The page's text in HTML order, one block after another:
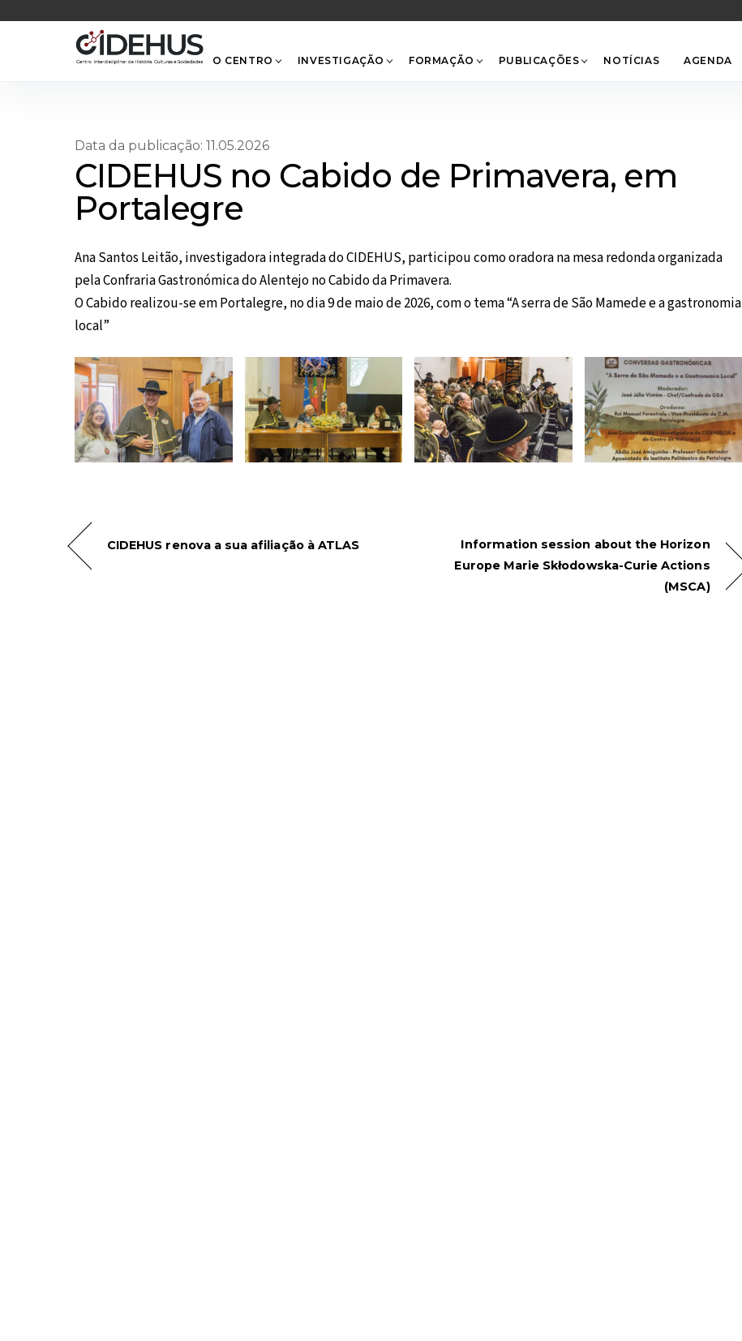
O CENTRO INVESTIGAÇÃO FORMAÇÃO PUBLICAÇÕES NOTÍCIAS AGENDA
Data da publicação: 11.05.2026
CIDEHUS no Cabido de Primavera, em
Portalegre
Ana Santos Leitão, investigadora integrada do CIDEHUS, participou como oradora na mesa redonda organizada
pela Confraria Gastronómica do Alentejo no Cabido da Primavera.
O Cabido realizou-se em Portalegre, no dia 9 de maio de 2026, com o tema “A serra de São Mamede e a gastronomia
local”
CIDEHUS renova a sua afiliação à ATLAS
Information session about the Horizon
Europe Marie Skłodowska-Curie Actions
(MSCA)
Top